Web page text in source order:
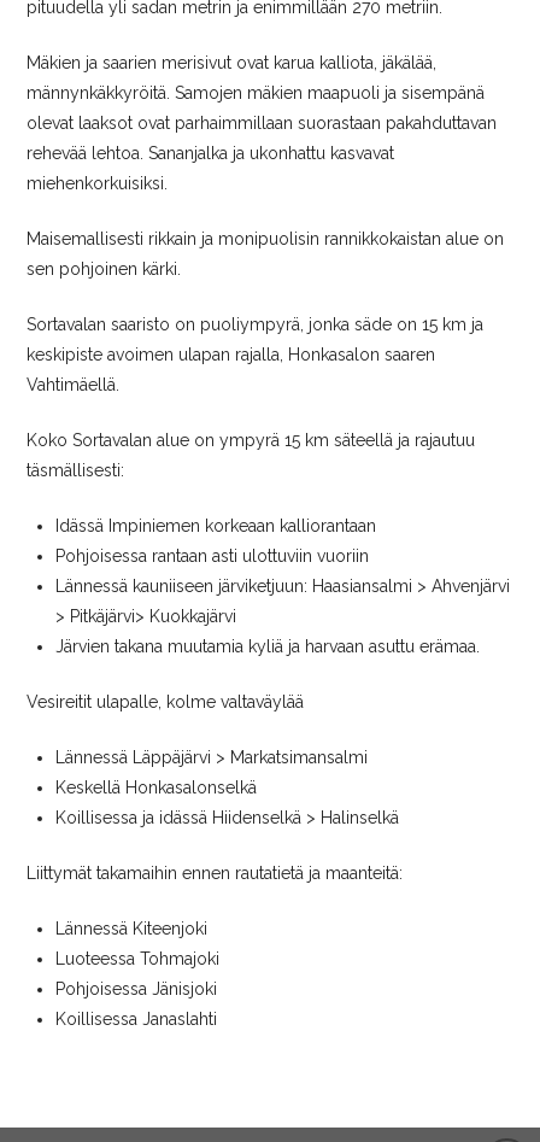
pituudella yli sadan metrin ja enimmillään 270 metriin.
Mäkien ja saarien merisivut ovat karua kalliota, jäkälää,
männynkäkkyröitä. Samojen mäkien maapuoli ja sisempänä
olevat laaksot ovat parhaimmillaan suorastaan pakahduttavan
rehevää lehtoa. Sananjalka ja ukonhattu kasvavat
miehenkorkuisiksi.
Maisemallisesti rikkain ja monipuolisin rannikkokaistan alue on
sen pohjoinen kärki.
Sortavalan saaristo on puoliympyrä, jonka säde on 15 km ja
keskipiste avoimen ulapan rajalla, Honkasalon saaren
Vahtimäellä.
Koko Sortavalan alue on ympyrä 15 km säteellä ja rajautuu
täsmällisesti:
Idässä Impiniemen korkeaan kalliorantaan
Pohjoisessa rantaan asti ulottuviin vuoriin
Lännessä kauniiseen järviketjuun: Haasiansalmi > Ahvenjärvi
> Pitkäjärvi> Kuokkajärvi
Järvien takana muutamia kyliä ja harvaan asuttu erämaa.
Vesireitit ulapalle, kolme valtaväylää
Lännessä Läppäjärvi > Markatsimansalmi
Keskellä Honkasalonselkä
Koillisessa ja idässä Hiidenselkä > Halinselkä
Liittymät takamaihin ennen rautatietä ja maanteitä:
Lännessä Kiteenjoki
Luoteessa Tohmajoki
Pohjoisessa Jänisjoki
Koillisessa Janaslahti